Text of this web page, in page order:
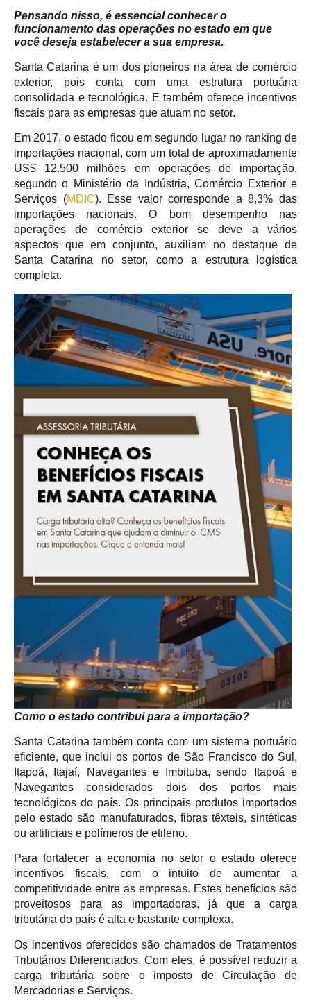
Pensando nisso, é essencial conhecer o
funcionamento das operações no estado em que
você deseja estabelecer a sua empresa.
Santa Catarina é um dos pioneiros na área de comércio
exterior, pois conta com uma estrutura portuária
consolidada e tecnológica. E também oferece incentivos
fiscais para as empresas que atuam no setor.
Em 2017, o estado ficou em segundo lugar no ranking de
importações nacional, com um total de aproximadamente
US$ 12.500 milhões em operações de importação,
segundo o Ministério da Indústria, Comércio Exterior e
Serviços (MDIC). Esse valor corresponde a 8,3% das
importações nacionais. O bom desempenho nas
operações de comércio exterior se deve a vários
aspectos que em conjunto, auxiliam no destaque de
Santa Catarina no setor, como a estrutura logística
completa.
Como o estado contribui para a importação?
Santa Catarina também conta com um sistema portuário
eficiente, que inclui os portos de São Francisco do Sul,
Itapoá, Itajaí, Navegantes e Imbituba, sendo Itapoá e
Navegantes considerados dois dos portos mais
tecnológicos do país. Os principais produtos importados
pelo estado são manufaturados, fibras têxteis, sintéticas
ou artificiais e polímeros de etileno.
Para fortalecer a economia no setor o estado oferece
incentivos fiscais, com o intuito de aumentar a
competitividade entre as empresas. Estes benefícios são
proveitosos para as importadoras, já que a carga
tributária do país é alta e bastante complexa.
Os incentivos oferecidos são chamados de Tratamentos
Tributários Diferenciados. Com eles, é possível reduzir a
carga tributária sobre o imposto de Circulação de
Mercadorias e Serviços.